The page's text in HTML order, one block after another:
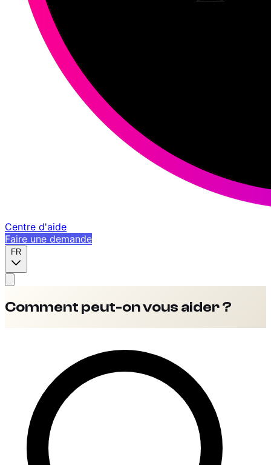
Centre d'aide
Faire une demande
FR
Comment peut-on vous aider ?